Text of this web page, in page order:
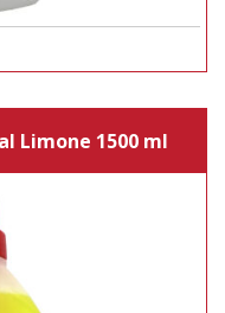
Limone 1500 ml